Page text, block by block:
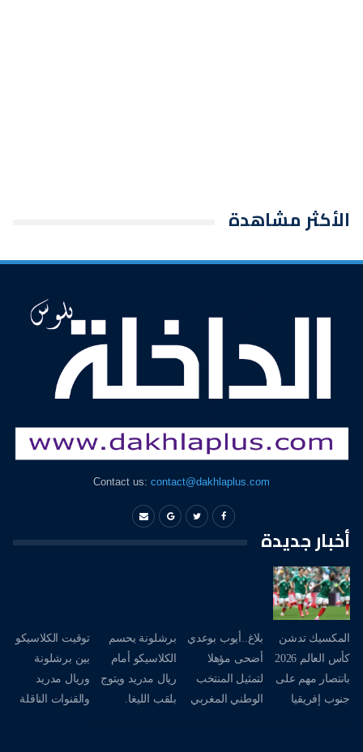
الأكثر مشاهدة
Contact us: contact@dakhlaplus.com
أخبار جديدة
المكسيك تدشن
كأس العالم 2026
بانتصار مهم على
جنوب إفريقيا
بلاغ..أيوب بوعدي
أضحى مؤهلا
لتمثيل المنتخب
الوطني المغربي
برشلونة يحسم
الكلاسيكو أمام
ريال مدريد ويتوج
بلقب الليغا.
توقيت الكلاسيكو
بين برشلونة
وريال مدريد
والقنوات الناقلة